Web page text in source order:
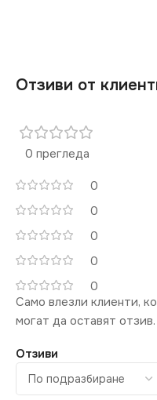
Отзиви от
0 прегледа
0
0
0
0
0
Отзиви
Само влезли клиенти,
могат да оставят отзив.